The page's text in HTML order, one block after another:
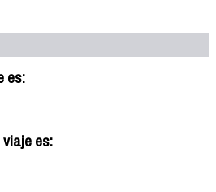
es:
es: